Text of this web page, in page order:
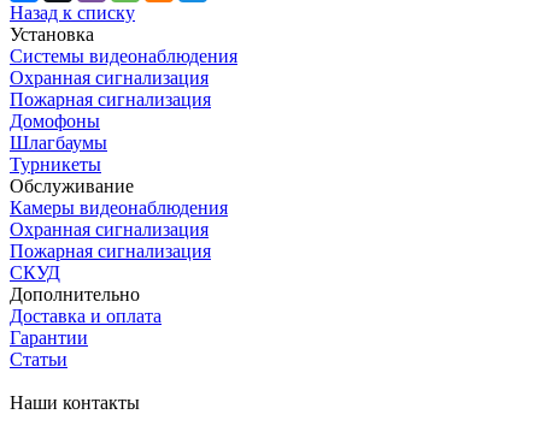
Назад к списку
Установка
Системы видеонаблюдения
Охранная сигнализация
Пожарная сигнализация
Домофоны
Шлагбаумы
Турникеты
Обслуживание
Камеры видеонаблюдения
Охранная сигнализация
Пожарная сигнализация
СКУД
Дополнительно
Доставка и оплата
Гарантии
Статьи
Наши контакты